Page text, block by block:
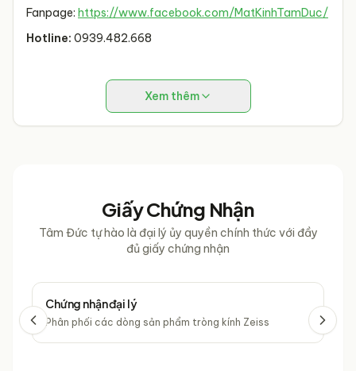
Fanpage: https://www.facebook.com/MatKinhTamDuc/
Hotline: 0939.482.668
Xem thêm
Giấy Chứng Nhận
Tâm Đức tự hào là đại lý ủy quyền chính thức với đầy
đủ giấy chứng nhận
Chứng nhận đại lý
Phân phối các dòng sản phẩm tròng kính Zeiss